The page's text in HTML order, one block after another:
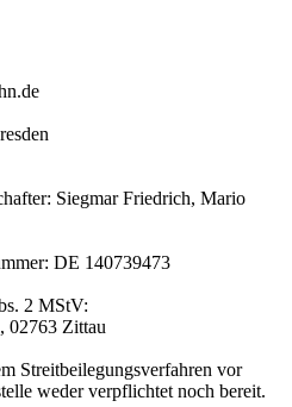
Siegmar Friedrich, Mario
DE 140739473
2 MStV:
02763 Zittau
Streitbeilegungsverfahren vor
weder verpflichtet noch bereit.